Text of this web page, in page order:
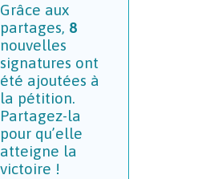
Grâce aux
partages, 8
nouvelles
signatures ont
été ajoutées à
la pétition.
Partagez-la
pour qu’elle
atteigne la
victoire !